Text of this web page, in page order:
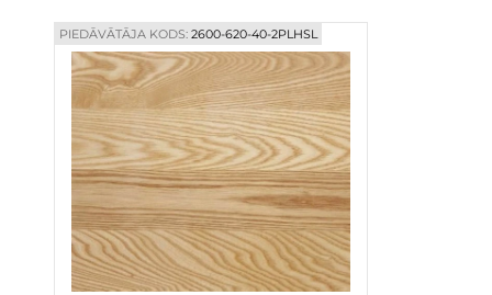
PIEDĀVĀTĀJA KODS:2600-620-40-2PLHSL